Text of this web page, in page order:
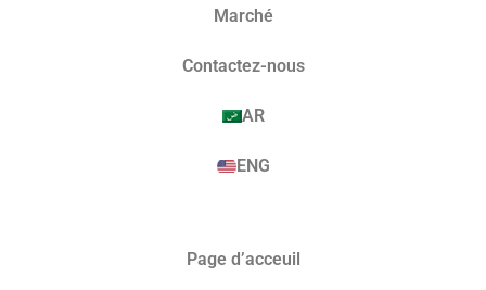
Marché​
Contactez-nous
AR
ENG
Page d’acceuil